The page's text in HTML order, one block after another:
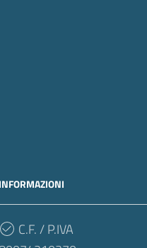
INFORMAZIONI
C.F. / P.IVA